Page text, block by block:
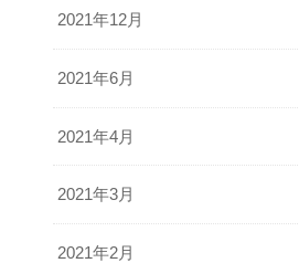
2021年12月
2021年6月
2021年4月
2021年3月
2021年2月